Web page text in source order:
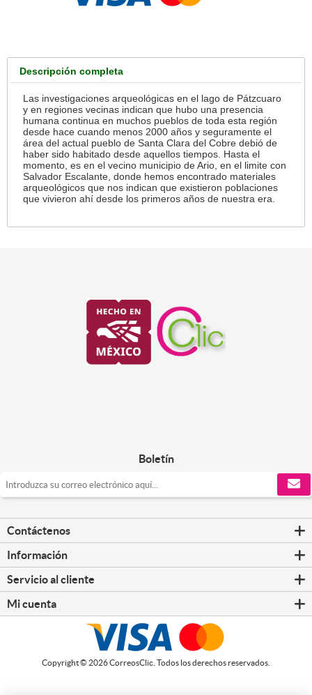
Descripción completa
Las investigaciones arqueológicas en el lago de Pátzcuaro
y en regiones vecinas indican que hubo una presencia
humana continua en muchos pueblos de toda esta región
desde hace cuando menos 2000 años y seguramente el
área del actual pueblo de Santa Clara del Cobre debió de
haber sido habitado desde aquellos tiempos. Hasta el
momento, es en el vecino municipio de Ario, en el limite con
Salvador Escalante, donde hemos encontrado materiales
arqueológicos que nos indican que existieron poblaciones
que vivieron ahí desde los primeros años de nuestra era.
Boletín
Contáctenos
Información
Servicio al cliente
Mi cuenta
Copyright © 2026 CorreosClic. Todos los derechos reservados.